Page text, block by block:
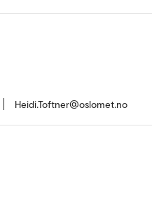
Heidi.Toftner@oslomet.no